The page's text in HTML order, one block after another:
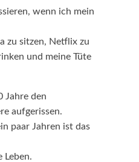
wenn ich mein
zu sitzen, Netflix zu
und meine Tüte
Jahre den
aufgerissen.
paar Jahren ist das
Leben.